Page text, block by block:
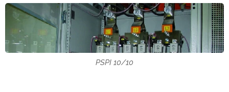
PSPI 10/10